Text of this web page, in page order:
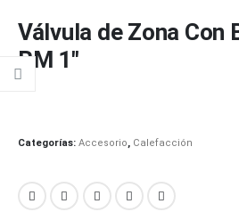
Válvula de Zona Con
RM 1″
Categorías: Accesorio Calefacción